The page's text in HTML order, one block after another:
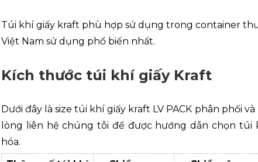
Túi khí giấy kraft phù hợp sử dụng trong container
Việt Nam sử dụng phổ biến nhất.
Kích thước túi khí giấy Kraft
Dưới đây là size túi khí giấy kraft LV PACK phân phối
lòng liên hệ chúng tôi để được hướng dẫn chọn
hóa.